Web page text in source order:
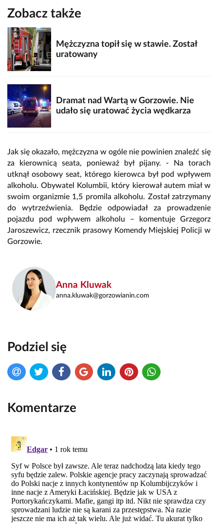
Zobacz także
Mężczyzna topił się w stawie. Został
uratowany
Dramat nad Wartą w Gorzowie. Nie
udało się uratować życia wędkarza
Jak się okazało, mężczyzna w ogóle nie powinien znaleźć się
za kierownicą seata, ponieważ był pijany. - Na torach
utknął osobowy seat, którego kierowca był pod wpływem
alkoholu. Obywatel Kolumbii, który kierował autem miał w
swoim organizmie 1,5 promila alkoholu. Został zatrzymany
do wytrzeźwienia. Będzie odpowiadał za prowadzenie
pojazdu pod wpływem alkoholu – komentuje Grzegorz
Jaroszewicz, rzecznik prasowy Komendy Miejskiej Policji w
Gorzowie.
Anna Kluwak
anna.kluwak@gorzowianin.com
Podziel się
Komentarze